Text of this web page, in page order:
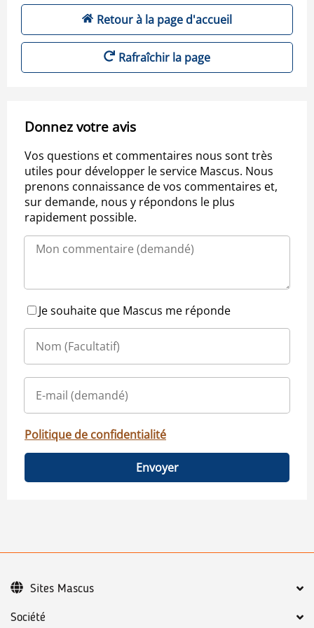
Retour à la page d'accueil
Rafraîchir la page
Donnez votre avis
Vos questions et commentaires nous sont très
utiles pour développer le service Mascus. Nous
prenons connaissance de vos commentaires et,
sur demande, nous y répondons le plus
rapidement possible.
Je souhaite que Mascus me réponde
Politique de confidentialité
Envoyer
Société
Sites Mascus